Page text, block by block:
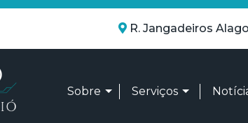
R. Jangadeiros
Sobre Serviços